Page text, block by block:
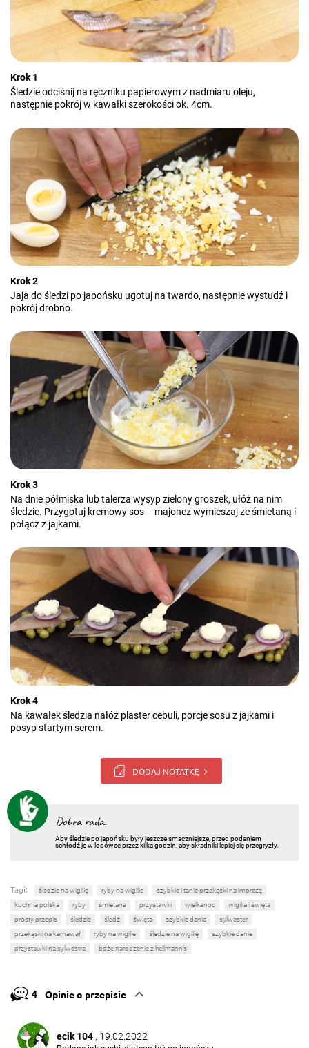
Krok 1
Śledzie odciśnij na ręczniku papierowym z nadmiaru oleju,
następnie pokrój w kawałki szerokości ok. 4cm.
Krok 2
Jaja do śledzi po japońsku ugotuj na twardo, następnie wystudź i
pokrój drobno.
Krok 3
Na dnie półmiska lub talerza wysyp zielony groszek, ułóż na nim
śledzie. Przygotuj kremowy sos – majonez wymieszaj ze śmietaną i
połącz z jajkami.
Krok 4
Na kawałek śledzia nałóż plaster cebuli, porcje sosu z jajkami i
posyp startym serem.
DODAJ NOTATKĘ
Dobra rada:
Aby śledzie po japońsku były jeszcze smaczniejsze, przed podaniem
schłodź je w lodówce przez kilka godzin, aby składniki lepiej się przegryzły.
Tagi: śledzie na wigilię ryby na wigilie
szybkie i tanie przekąski na imprezę
kuchnia polska
ryby śmietana przystawki wielkanoc
wigilia i święta
prosty przepis
śledzie śledź święta szybkie dania
sylwester
przekąski na karnawał
ryby na wigilie śledzie na wigilię
szybkie danie
przystawki na sylwestra
boże narodzenie z hellmann’s
4 Opinie o przepisie
ecik 104 , 19.02.2022